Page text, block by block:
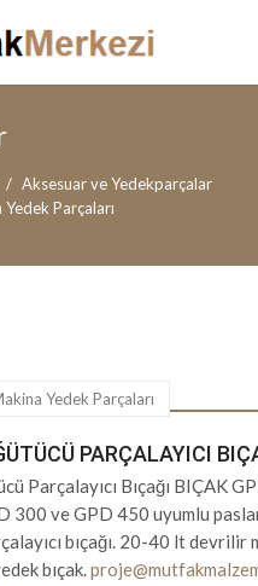
Aksesuar ve Yedekparçalar
Parçaları
Yedek Parçaları
PARÇALAYICI
Parçalayıcı Bıçağı BIÇAK
300 ve GPD 450 uyumlu
bıçağı. 20-40 lt
bıçak.